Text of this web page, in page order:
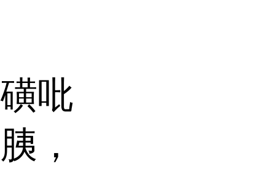
吡
，